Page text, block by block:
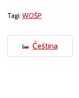
Tagi: WOŚP
Čeština